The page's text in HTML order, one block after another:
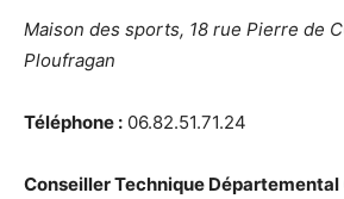
Maison des sports, 18 rue Pierre de
Ploufragan
Téléphone : 06.82.51.71.24
Conseiller Technique Départemental